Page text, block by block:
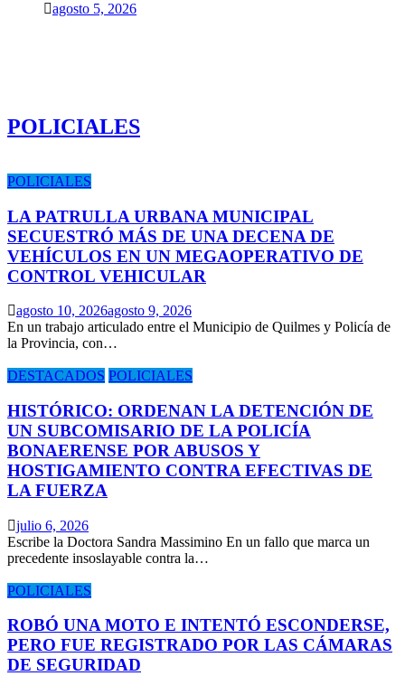
agosto 5, 2026
POLICIALES
POLICIALES
LA PATRULLA URBANA MUNICIPAL
SECUESTRÓ MÁS DE UNA DECENA DE
VEHÍCULOS EN UN MEGAOPERATIVO DE
CONTROL VEHICULAR
agosto 10, 2026agosto 9, 2026
​En un trabajo articulado entre el Municipio de Quilmes y Policía de
la Provincia, con…
DESTACADOS POLICIALES
HISTÓRICO: ORDENAN LA DETENCIÓN DE
UN SUBCOMISARIO DE LA POLICÍA
BONAERENSE POR ABUSOS Y
HOSTIGAMIENTO CONTRA EFECTIVAS DE
LA FUERZA
julio 6, 2026
Escribe la Doctora Sandra Massimino En un fallo que marca un
precedente insoslayable contra la…
POLICIALES
ROBÓ UNA MOTO E INTENTÓ ESCONDERSE,
PERO FUE REGISTRADO POR LAS CÁMARAS
DE SEGURIDAD